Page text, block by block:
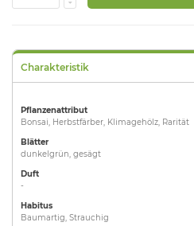
Charakteristik
Pflanzenattribut
Bonsai, Herbstfärber, Klimagehölz, Rarität
Blätter
dunkelgrün, gesägt
Duft
-
Habitus
Baumartig, Strauchig